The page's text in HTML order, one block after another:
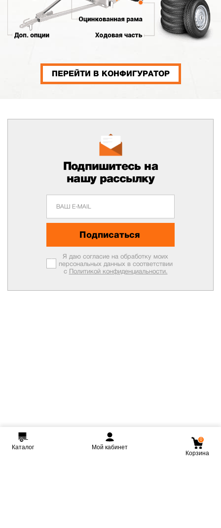
ПЕРЕЙТИ В КОНФИГУРАТОР
Подпишитесь на
нашу рассылку
Подписаться
Я даю согласие на обработку моих
персональных данных в соответствии
с Политикой конфиденциальности.
Каталог Мой кабинет
0
Корзина